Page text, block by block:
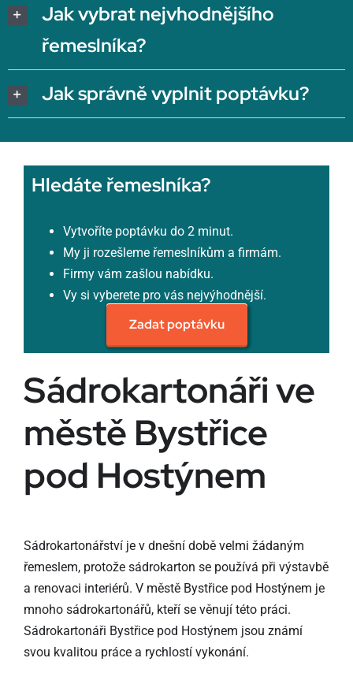
Jak vybrat nejvhodnějšího
řemeslníka?
Jak správně vyplnit poptávku?
Hledáte řemeslníka?
Vytvoříte poptávku do 2 minut.
My ji rozešleme řemeslníkům a firmám.
Firmy vám zašlou nabídku.
Vy si vyberete pro vás nejvýhodnější.
Zadat poptávku
Sádrokartonáři ve
městě Bystřice
pod Hostýnem
Sádrokartonářství je v dnešní době velmi žádaným
řemeslem, protože sádrokarton se používá při výstavbě
a renovaci interiérů. V městě Bystřice pod Hostýnem je
mnoho sádrokartonářů, kteří se věnují této práci.
Sádrokartonáři Bystřice pod Hostýnem jsou známí
svou kvalitou práce a rychlostí vykonání.